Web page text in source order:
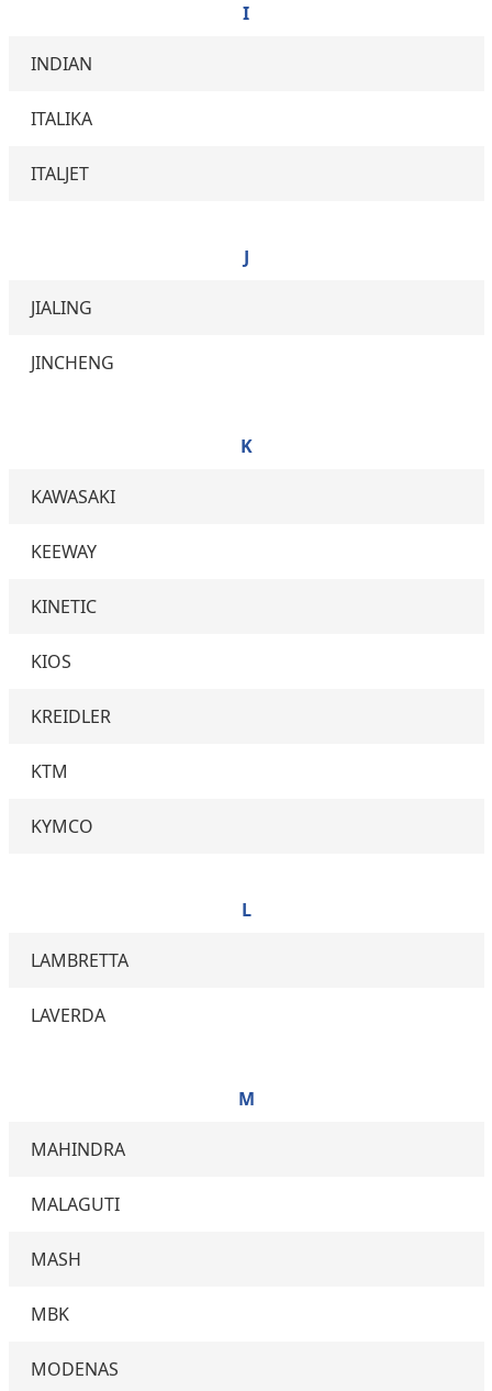
I
INDIAN
ITALIKA
ITALJET
J
JIALING
JINCHENG
K
KAWASAKI
KEEWAY
KINETIC
KIOS
KREIDLER
KTM
KYMCO
L
LAMBRETTA
LAVERDA
M
MAHINDRA
MALAGUTI
MASH
MBK
MODENAS